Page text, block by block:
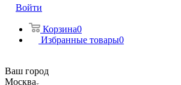
Войти
Корзина0
Избранные товары0
Ваш город
Москва